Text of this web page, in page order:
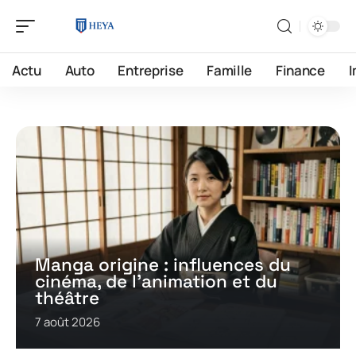
Actu Auto Entreprise Famille Finance
Manga origine : influences du
cinéma, de l’animation et du
théâtre
7 août 2026